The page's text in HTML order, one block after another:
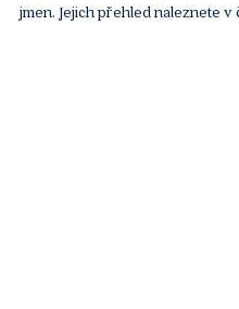
jmen. Jejich přehled naleznete v